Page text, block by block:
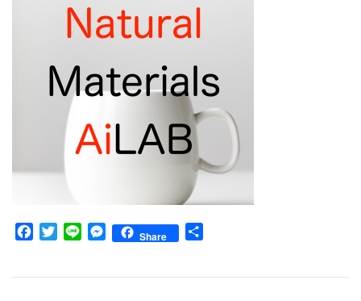
Facebook
Twitter
Line Messenger
Share